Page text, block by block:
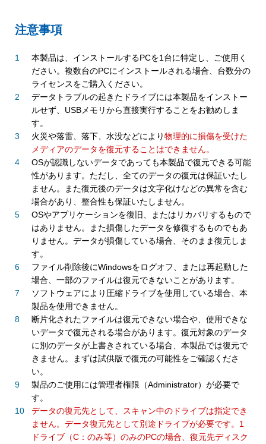
注意事項
本製品は、インストールするPCを1台に特定し、ご使用く
ださい。複数台のPCにインストールされる場合、台数分の
ライセンスをご購入ください。
データトラブルの起きたドライブには本製品をインストー
ルせず、USBメモリから直接実行することをお勧めしま
す。
火災や落雷、落下、水没などにより物理的に損傷を受けた
メディアのデータを復元することはできません。
OSが認識しないデータであっても本製品で復元できる可能
性があります。ただし、全てのデータの復元は保証いたし
ません。また復元後のデータは文字化けなどの異常を含む
場合があり、整合性も保証いたしません。
OSやアプリケーションを復旧、またはリカバリするもので
はありません。また損傷したデータを修復するものでもあ
りません。データが損傷している場合、そのまま復元しま
す。
ファイル削除後にWindowsをログオフ、または再起動した
場合、一部のファイルは復元できないことがあります。
ソフトウェアにより圧縮ドライブを使用している場合、本
製品を使用できません。
断片化されたファイルは復元できない場合や、使用できな
いデータで復元される場合があります。復元対象のデータ
に別のデータが上書きされている場合、本製品では復元で
きません。まずは試供版で復元の可能性をご確認くださ
い。
製品のご使用には管理者権限（Administrator）が必要で
す。
データの復元先として、スキャン中のドライブは指定でき
ません。データ復元先として別途ドライブが必要です。1
ドライブ（C：のみ等）のみのPCの場合、復元先ディスク